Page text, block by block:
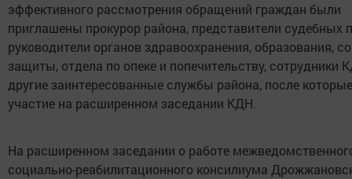
эффективного рассмотрения обращений граждан были
приглашены прокурор района, представители судебных
руководители органов здравоохранения, образования,
защиты, отдела по опеке и попечительству, сотрудники
другие заинтересованные службы района, после
участие на расширенном заседании КДН.
На расширенном заседании о работе
социально-реабилитационного консилиума